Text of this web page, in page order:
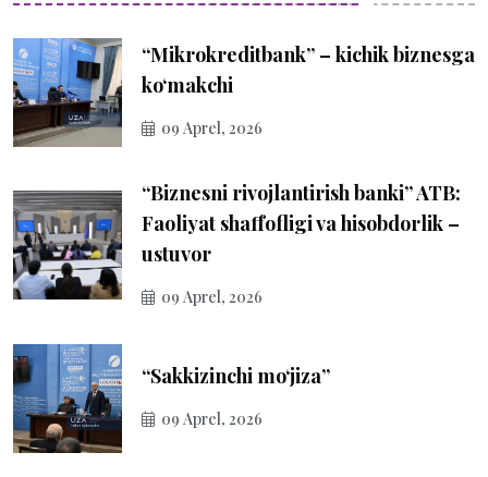
“Mikrokreditbank” – kichik biznesga
ko‘makchi
09 Aprel, 2026
“Biznesni rivojlantirish banki” ATB:
Faoliyat shaffofligi va hisobdorlik –
ustuvor
09 Aprel, 2026
“Sakkizinchi mo‘jiza”
09 Aprel, 2026